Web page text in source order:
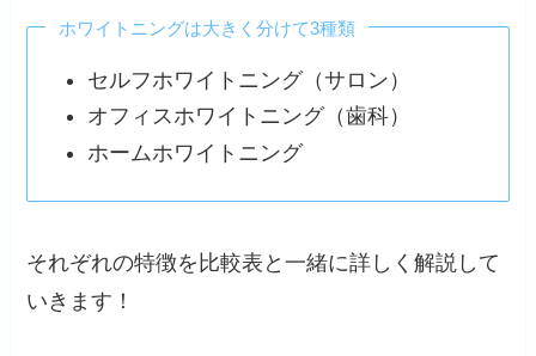
ホワイトニングは大きく分けて3種類
セルフホワイトニング（サロン）
オフィスホワイトニング（歯科）
ホームホワイトニング
それぞれの特徴を比較表と一緒に詳しく解説して
いきます！